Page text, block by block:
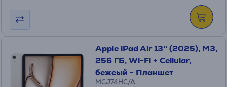
Apple iPad Air 13'' (2025), M3,
256 ГБ, Wi-Fi + Cellular,
бежеый - Планшет
MCJ74HC/A